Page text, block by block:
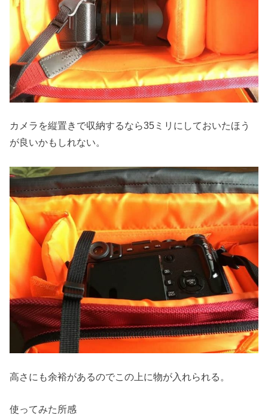
カメラを縦置きで収納するなら35ミリにしておいたほう
が良いかもしれない。
高さにも余裕があるのでこの上に物が入れられる。
使ってみた所感